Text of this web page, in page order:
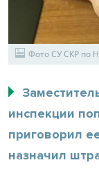
Фото СУ СКР по
инспекции
приговорил
назначил